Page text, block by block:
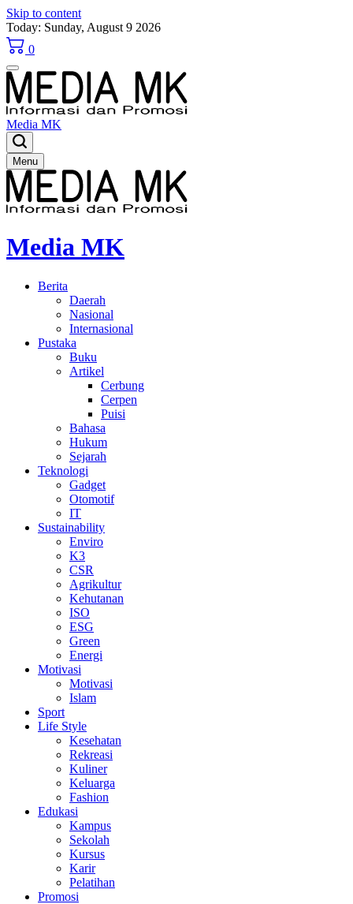
Skip to content
Today: Sunday, August 9 2026
0
Media MK
Menu
Media MK
Berita
Daerah
Nasional
Internasional
Pustaka
Buku
Artikel
Cerbung
Cerpen
Puisi
Bahasa
Hukum
Sejarah
Teknologi
Gadget
Otomotif
IT
Sustainability
Enviro
K3
CSR
Agrikultur
Kehutanan
ISO
ESG
Green
Energi
Motivasi
Motivasi
Islam
Sport
Life Style
Kesehatan
Rekreasi
Kuliner
Keluarga
Fashion
Edukasi
Kampus
Sekolah
Kursus
Karir
Pelatihan
Promosi